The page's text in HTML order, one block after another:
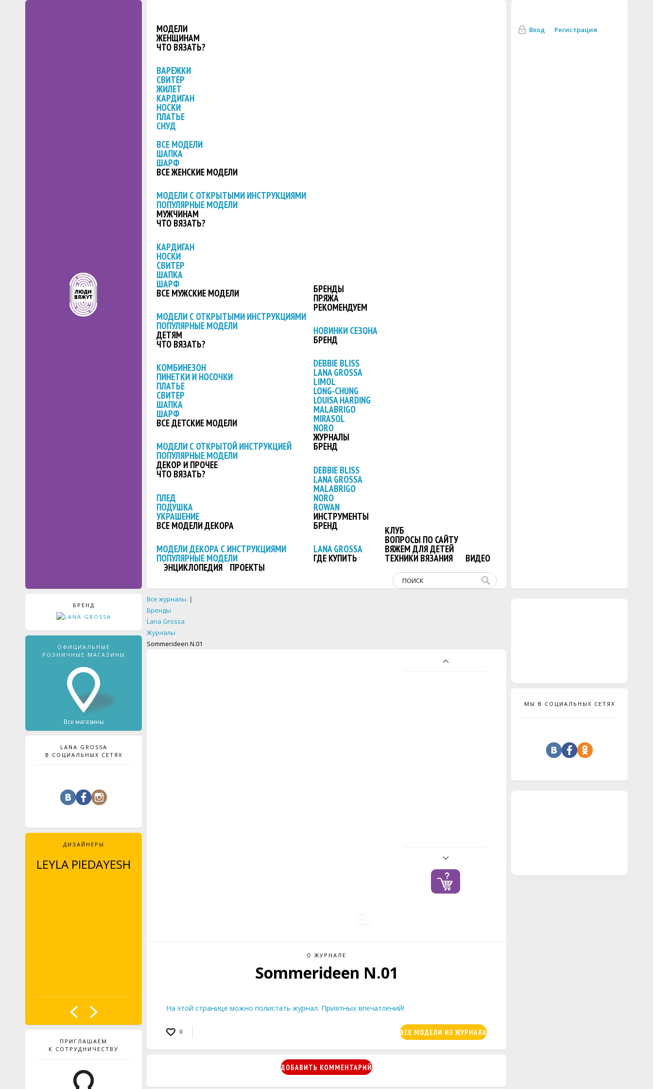
МОДЕЛИ
ЖЕНЩИНАМ
ЧТО ВЯЗАТЬ?
ВАРЕЖКИ
СВИТЕР
ЖИЛЕТ
КАРДИГАН
НОСКИ
ПЛАТЬЕ
СНУД
ВСЕ МОДЕЛИ
ШАПКА
ШАРФ
ВСЕ ЖЕНСКИЕ МОДЕЛИ
МОДЕЛИ С ОТКРЫТЫМИ ИНСТРУКЦИЯМИ
ПОПУЛЯРНЫЕ МОДЕЛИ
МУЖЧИНАМ
ЧТО ВЯЗАТЬ?
КАРДИГАН
НОСКИ
СВИТЕР
ШАПКА
ШАРФ
ВСЕ МУЖСКИЕ МОДЕЛИ
МОДЕЛИ С ОТКРЫТЫМИ ИНСТРУКЦИЯМИ
ПОПУЛЯРНЫЕ МОДЕЛИ
ДЕТЯМ
ЧТО ВЯЗАТЬ?
КОМБИНЕЗОН
ПИНЕТКИ И НОСОЧКИ
ПЛАТЬЕ
СВИТЕР
ШАПКА
ШАРФ
ВСЕ ДЕТСКИЕ МОДЕЛИ
МОДЕЛИ С ОТКРЫТОЙ ИНСТРУКЦИЕЙ
ПОПУЛЯРНЫЕ МОДЕЛИ
ДЕКОР И ПРОЧЕЕ
ЧТО ВЯЗАТЬ?
ПЛЕД
ПОДУШКА
УКРАШЕНИЕ
ВСЕ МОДЕЛИ ДЕКОРА
МОДЕЛИ ДЕКОРА С ИНСТРУКЦИЯМИ
ПОПУЛЯРНЫЕ МОДЕЛИ
БРЕНДЫ
ПРЯЖА
РЕКОМЕНДУЕМ
НОВИНКИ СЕЗОНА
БРЕНД
DEBBIE BLISS
LANA GROSSA
LIMOL
LONG-CHUNG
LOUISA HARDING
MALABRIGO
MIRASOL
NORO
ЖУРНАЛЫ
БРЕНД
DEBBIE BLISS
LANA GROSSA
MALABRIGO
NORO
ROWAN
ИНСТРУМЕНТЫ
БРЕНД
LANA GROSSA
ГДЕ КУПИТЬ
КЛУБ
ВОПРОСЫ ПО САЙТУ
ВЯЖЕМ ДЛЯ ДЕТЕЙ
ТЕХНИКИ ВЯЗАНИЯ ВИДЕО
ЭНЦИКЛОПЕДИЯ ПРОЕКТЫ
Вход Регистрация
БРЕНД
ОФИЦИАЛЬНЫЕ
РОЗНИЧНЫЕ МАГАЗИНЫ
Все магазины
LANA GROSSA
В СОЦИАЛЬНЫХ СЕТЯХ
ДИЗАЙНЕРЫ
LEYLA PIEDAYESH
ПРИГЛАШАЕМ
К СОТРУДНИЧЕСТВУ
Все журналы |
Бренды
Lana Grossa
Журналы
Sommerideen N.01
О ЖУРНАЛЕ
Sommerideen N.01
На этой странице можно полистать журнал. Приятных впечатлений!
0 ВСЕ МОДЕЛИ ИЗ ЖУРНАЛА
ДОБАВИТЬ КОММЕНТАРИЙ
МЫ В СОЦИАЛЬНЫХ СЕТЯХ